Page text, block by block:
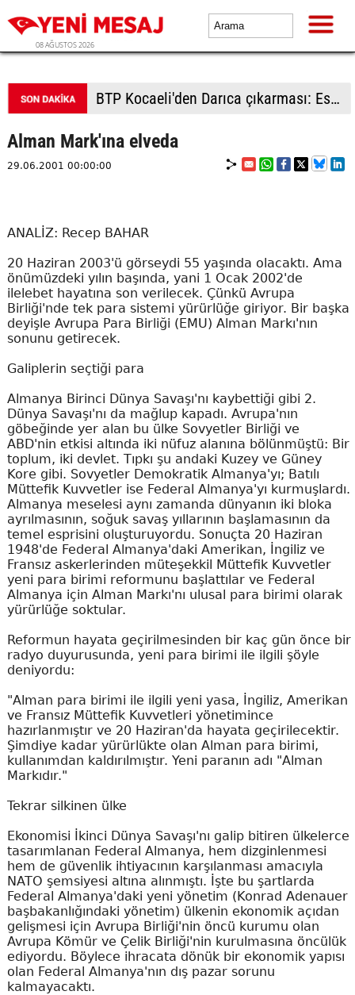
08 AĞUSTOS 2026
BTP Kocaeli'den Darıca çıkarması: Esnaf ve derneklerden yoğun ilgi
Alman Mark'ına elveda
29.06.2001 00:00:00
ANALİZ: Recep BAHAR
20 Haziran 2003'ü görseydi 55 yaşında olacaktı. Ama
önümüzdeki yılın başında, yani 1 Ocak 2002'de
ilelebet hayatına son verilecek. Çünkü Avrupa
Birliği'nde tek para sistemi yürürlüğe giriyor. Bir başka
deyişle Avrupa Para Birliği (EMU) Alman Markı'nın
sonunu getirecek.
Galiplerin seçtiği para
Almanya Birinci Dünya Savaşı'nı kaybettiği gibi 2.
Dünya Savaşı'nı da mağlup kapadı. Avrupa'nın
göbeğinde yer alan bu ülke Sovyetler Birliği ve
ABD'nin etkisi altında iki nüfuz alanına bölünmüştü: Bir
toplum, iki devlet. Tıpkı şu andaki Kuzey ve Güney
Kore gibi. Sovyetler Demokratik Almanya'yı; Batılı
Müttefik Kuvvetler ise Federal Almanya'yı kurmuşlardı.
Almanya meselesi aynı zamanda dünyanın iki bloka
ayrılmasının, soğuk savaş yıllarının başlamasının da
temel esprisini oluşturuyordu. Sonuçta 20 Haziran
1948'de Federal Almanya'daki Amerikan, İngiliz ve
Fransız askerlerinden müteşekkil Müttefik Kuvvetler
yeni para birimi reformunu başlattılar ve Federal
Almanya için Alman Markı'nı ulusal para birimi olarak
yürürlüğe soktular.
Reformun hayata geçirilmesinden bir kaç gün önce bir
radyo duyurusunda, yeni para birimi ile ilgili şöyle
deniyordu:
"Alman para birimi ile ilgili yeni yasa, İngiliz, Amerikan
ve Fransız Müttefik Kuvvetleri yönetimince
hazırlanmıştır ve 20 Haziran'da hayata geçirilecektir.
Şimdiye kadar yürürlükte olan Alman para birimi,
kullanımdan kaldırılmıştır. Yeni paranın adı "Alman
Markıdır."
Tekrar silkinen ülke
Ekonomisi İkinci Dünya Savaşı'nı galip bitiren ülkelerce
tasarımlanan Federal Almanya, hem dizginlenmesi
hem de güvenlik ihtiyacının karşılanması amacıyla
NATO şemsiyesi altına alınmıştı. İşte bu şartlarda
Federal Almanya'daki yeni yönetim (Konrad Adenauer
başbakanlığındaki yönetim) ülkenin ekonomik açıdan
gelişmesi için Avrupa Birliği'nin öncü kurumu olan
Avrupa Kömür ve Çelik Birliği'nin kurulmasına öncülük
ediyordu. Böylece ihracata dönük bir ekonomik yapısı
olan Federal Almanya'nın dış pazar sorunu
kalmayacaktı.